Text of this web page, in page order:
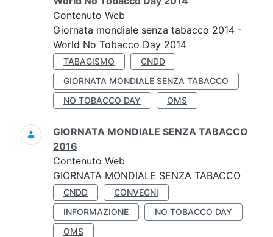
Contenuto Web
Giornata mondiale senza tabacco 2014 -
World No Tobacco Day 2014
TABAGISMO
CNDD
GIORNATA MONDIALE SENZA TABACCO
NO TOBACCO DAY
OMS
GIORNATA MONDIALE SENZA TABACCO
2016
Contenuto Web
GIORNATA MONDIALE SENZA TABACCO
CNDD
CONVEGNI
INFORMAZIONE
NO TOBACCO DAY
OMS